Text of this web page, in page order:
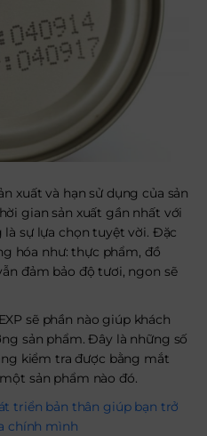
xuất và hạn sử dụng của sản
gian sản xuất gần nhất với
sự lựa chọn tuyệt vời. Đặc
hóa như: thực phẩm, đồ
đảm bảo độ tươi, ngon sẽ
sẽ phần nào giúp khách
sản phẩm. Đây là những số
kiểm tra được bằng mắt
sản phẩm nào đó.
triển bản thân giúp bạn trở
chính mình